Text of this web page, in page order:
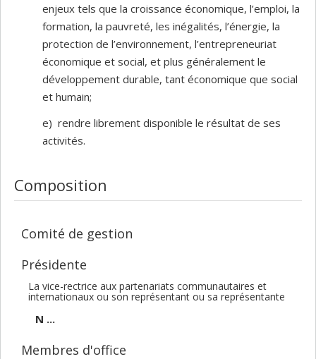
enjeux tels que la croissance économique, l’emploi, la
formation, la pauvreté, les inégalités, l’énergie, la
protection de l’environnement, l’entrepreneuriat
économique et social, et plus généralement le
développement durable, tant économique que social
et humain;
e) rendre librement disponible le résultat de ses
activités.
Composition
Comité de gestion
Présidente
La vice-rectrice aux partenariats communautaires et
internationaux ou son représentant ou sa représentante
N ...
Membres d'office